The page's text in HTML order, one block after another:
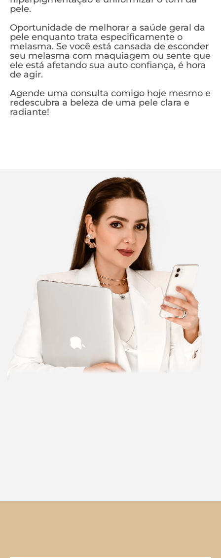
pele.
Oportunidade de melhorar a saúde geral da
pele enquanto trata especificamente o
melasma. Se você está cansada de esconder
seu melasma com maquiagem ou sente que
ele está afetando sua auto confiança, é hora
de agir.
Agende uma consulta comigo hoje mesmo e
redescubra a beleza de uma pele clara e
radiante!